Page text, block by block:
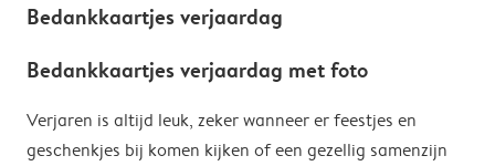
Bedankkaartjes verjaardag
Bedankkaartjes verjaardag met foto
Verjaren is altijd leuk, zeker wanneer er feestjes en
geschenkjes bij komen kijken of een gezellig samenzijn